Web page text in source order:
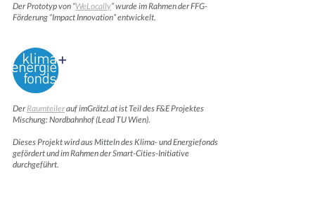
Der Prototyp von “WeLocally” wurde im Rahmen der FFG-
Förderung “Impact Innovation” entwickelt.
DerRaumteilerauf imGrätzl.at ist Teil des F&E Projektes
Mischung: Nordbahnhof (Lead TU Wien).
Dieses Projekt wird aus Mitteln des Klima- und Energiefonds
gefördert und im Rahmen der Smart-Cities-Initiative
durchgeführt.